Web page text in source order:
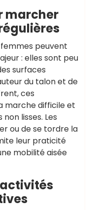
marcher
peuvent
: elles sont peu
surfaces
du talon et de
ces
marche difficile et
lisses. Les
ou de se tordre la
leur praticité
mobilité aisée